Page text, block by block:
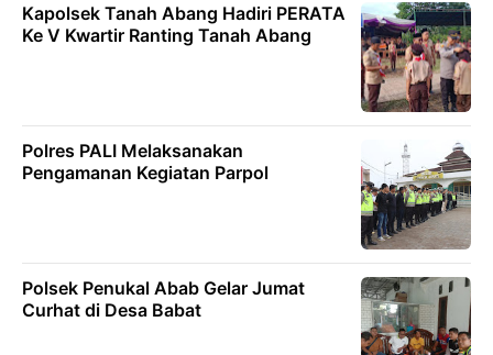
Kapolsek Tanah Abang Hadiri PERATA
Ke V Kwartir Ranting Tanah Abang
Polres PALI Melaksanakan
Pengamanan Kegiatan Parpol
Polsek Penukal Abab Gelar Jumat
Curhat di Desa Babat